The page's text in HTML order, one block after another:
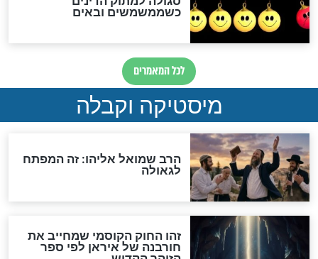
מה יהיה בימות המשיח?
"לפני הגאולה תהיה אפיקורסות
והכחשה גדולה מאוד של
האמונה"
האם לאחר בוא המשיח יהיה
אפשר לחזור בתשובה?